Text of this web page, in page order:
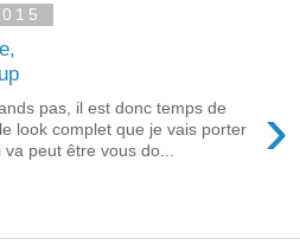
›
pas, il est donc temps de
look complet que je vais porter
peut être vous do...